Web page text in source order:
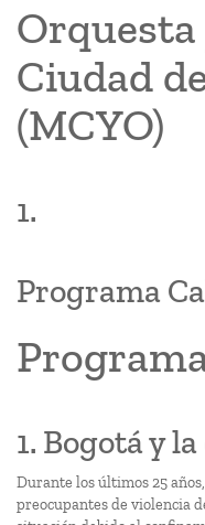
Ciudad
(MCYO)
1.
Programa
1. Bogotá y
Durante los últimos 25
preocupantes de violencia